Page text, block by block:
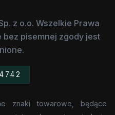
z o.o. Wszelkie Prawa
bez pisemnej zgody jest
znaki towarowe, będące